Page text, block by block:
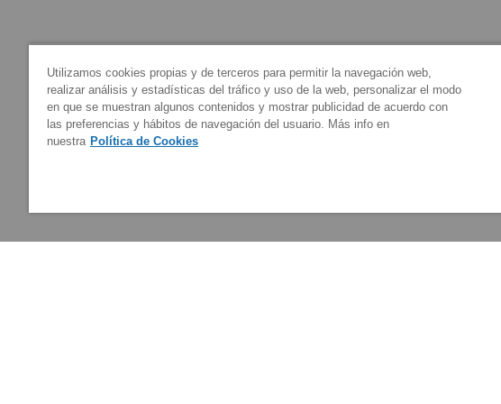
Utilizamos cookies propias y de terceros para permitir la navegación web,
realizar análisis y estadísticas del tráfico y uso de la web, personalizar el modo
en que se muestran algunos contenidos y mostrar publicidad de acuerdo con
las preferencias y hábitos de navegación del usuario. Más info en
nuestra Política de Cookies